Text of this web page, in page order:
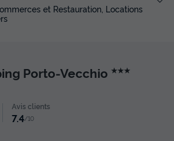
et Restauration, Locations
Porto-Vecchio ★★★
Avis clients
7.4/10